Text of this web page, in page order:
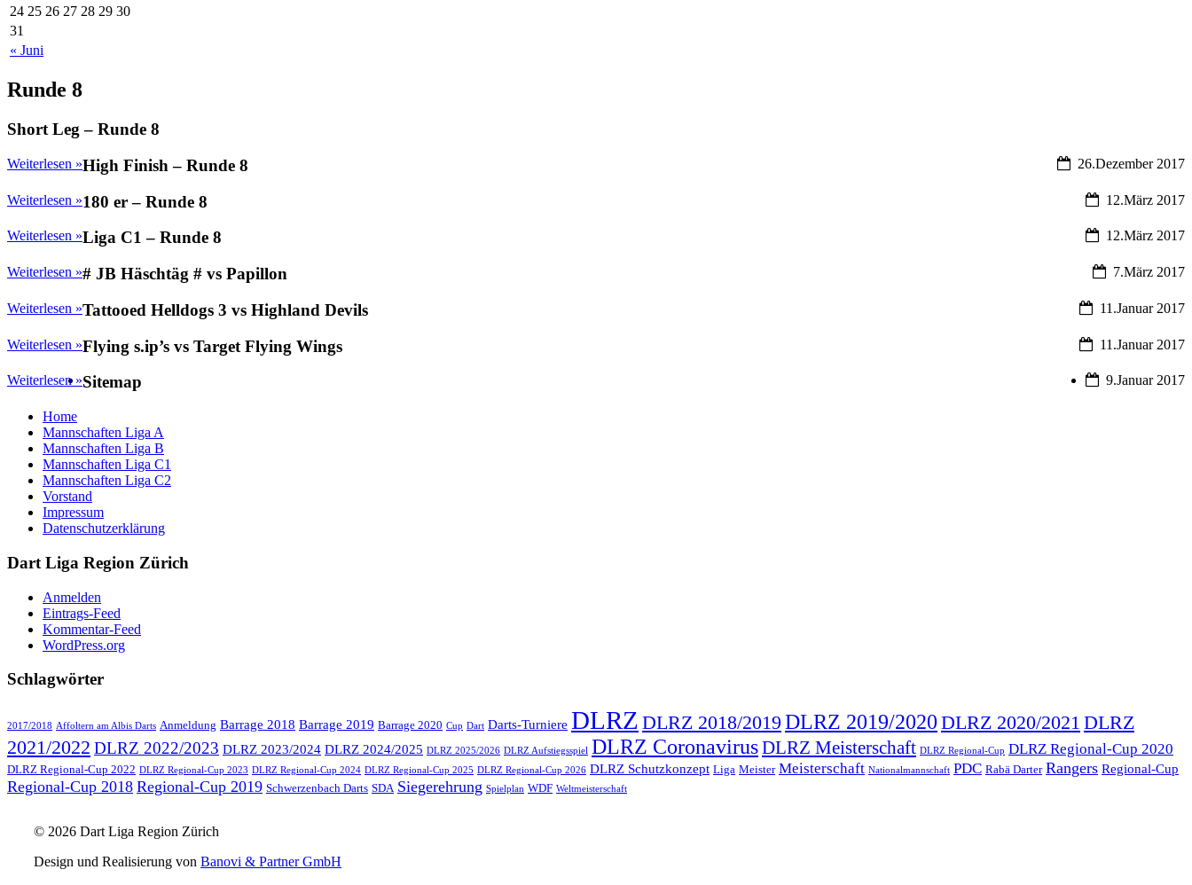
« Juni
24 25 26 27 28 29 30
31
Runde 8
Short Leg – Runde 8
Weiterlesen » 26.Dezember 2017
High Finish – Runde 8
Weiterlesen » 12.März 2017
180 er – Runde 8
Weiterlesen » 12.März 2017
Liga C1 – Runde 8
Weiterlesen » 7.März 2017
# JB Häschtäg # vs Papillon
Weiterlesen » 11.Januar 2017
Tattooed Helldogs 3 vs Highland Devils
Weiterlesen » 11.Januar 2017
Flying s.ip’s vs Target Flying Wings
Weiterlesen » 9.Januar 2017
Sitemap
Home
Mannschaften Liga A
Mannschaften Liga B
Mannschaften Liga C1
Mannschaften Liga C2
Vorstand
Impressum
Datenschutzerklärung
Dart Liga Region Zürich
Anmelden
Eintrags-Feed
Kommentar-Feed
WordPress.org
Schlagwörter
2017/2018 Affoltern am Albis Darts Anmeldung Barrage 2018 Barrage 2019 Barrage 2020 Cup Dart Darts-Turniere DLRZ DLRZ 2018/2019 DLRZ 2019/2020 DLRZ 2020/2021 DLRZ
2021/2022 DLRZ 2022/2023 DLRZ 2023/2024 DLRZ 2024/2025 DLRZ 2025/2026 DLRZ Aufstiegsspiel DLRZ CoronavirusDLRZ Meisterschaft DLRZ Regional-Cup DLRZ Regional-Cup 2020
DLRZ Regional-Cup 2022 DLRZ Regional-Cup 2023 DLRZ Regional-Cup 2024 DLRZ Regional-Cup 2025 DLRZ Regional-Cup 2026 DLRZ Schutzkonzept Liga Meister Meisterschaft Nationalmannschaft PDC Rabä Darter Rangers Regional-Cup
Regional-Cup 2018 Regional-Cup 2019 Schwerzenbach Darts SDA Siegerehrung Spielplan WDF Weltmeisterschaft
© 2026 Dart Liga Region Zürich
Design und Realisierung von Banovi & Partner GmbH